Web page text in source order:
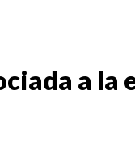
a la